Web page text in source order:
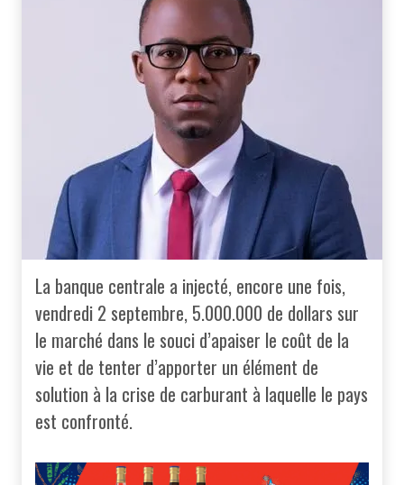
La banque centrale a injecté, encore une fois,
vendredi 2 septembre, 5.000.000 de dollars sur
le marché dans le souci d’apaiser le coût de la
vie et de tenter d’apporter un élément de
solution à la crise de carburant à laquelle le pays
est confronté.